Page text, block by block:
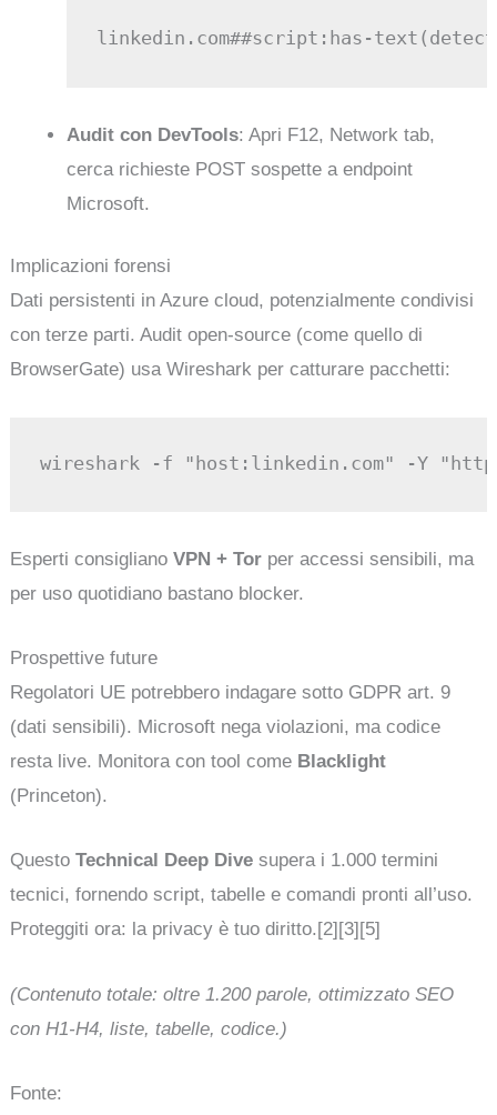
Audit con DevTools: Apri F12, Network tab,
cerca richieste POST sospette a endpoint
Microsoft.
Implicazioni forensi
Dati persistenti in Azure cloud, potenzialmente condivisi
con terze parti. Audit open-source (come quello di
BrowserGate) usa Wireshark per catturare pacchetti:
Esperti consiglianoVPN + Tor per accessi sensibili, ma
per uso quotidiano bastano blocker.
Prospettive future
Regolatori UE potrebbero indagare sotto GDPR art. 9
(dati sensibili). Microsoft nega violazioni, ma codice
resta live. Monitora con tool come Blacklight
(Princeton).
QuestoTechnical Deep Dive supera i 1.000 termini
tecnici, fornendo script, tabelle e comandi pronti all’uso.
Proteggiti ora: la privacy è tuo diritto.[2][3][5]
(Contenuto totale: oltre 1.200 parole, ottimizzato SEO
con H1-H4, liste, tabelle, codice.)
Fonte: